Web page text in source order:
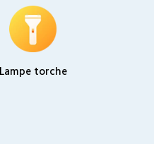
Lampe torche